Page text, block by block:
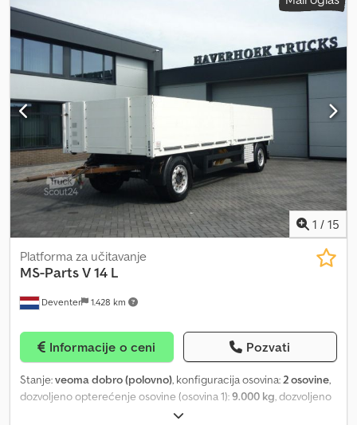
1 / 15
Deventer 1.428 km
Platforma za učitavanje
MS-PartsV 14 L
Informacije o ceni Pozvati
Stanje:veoma dobro (polovno), konfiguracija osovina:2 osovine,
dozvoljeno opterećenje osovine (osovina 1):9.000 kg, dozvoljeno
opterećenje osovine (osovina 2):9.000 kg